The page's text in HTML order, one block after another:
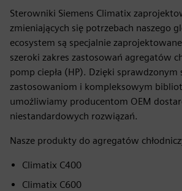
Sterowniki Siemens Climatix
zmieniających się potrzebach naszego
ecosystem są specjalnie
szeroki zakres zastosowań agregatów
pomp ciepła (HP). Dzięki
zastosowaniom i kompleksowym
umożliwiamy producentom OEM
niestandardowych rozwiązań.
Nasze produkty do agregatów
Climatix C400
Climatix C600